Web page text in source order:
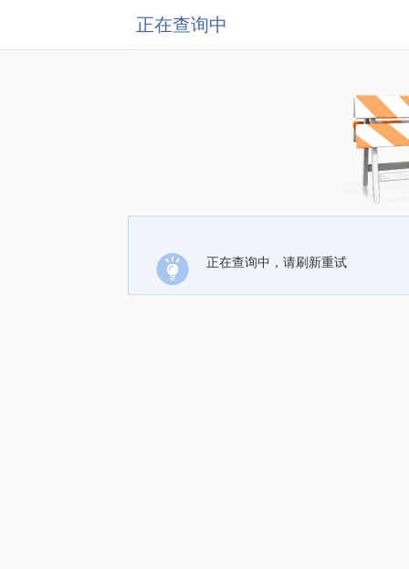
正在查询中
正在查询中，请刷新重试